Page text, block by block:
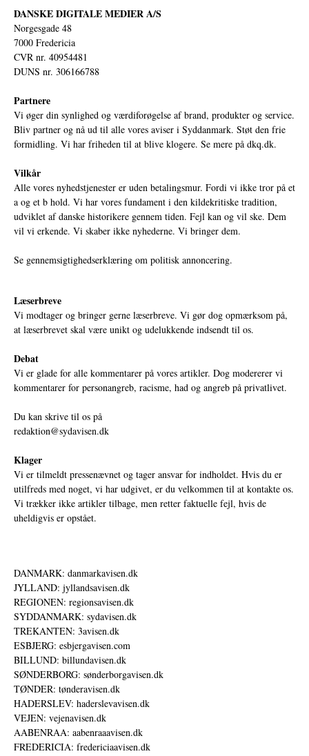
DANSKE DIGITALE MEDIER A/S
Norgesgade 48
7000 Fredericia
CVR nr. 40954481
DUNS nr. 306166788
Partnere
Vi øger din synlighed og værdiforøgelse af brand, produkter og service.
Bliv partner og nå ud til alle vores aviser i Syddanmark. Støt den frie
formidling. Vi har friheden til at blive klogere. Se mere på dkq.dk.
Vilkår
Alle vores nyhedstjenester er uden betalingsmur. Fordi vi ikke tror på et
a og et b hold. Vi har vores fundament i den kildekritiske tradition,
udviklet af danske historikere gennem tiden. Fejl kan og vil ske. Dem
vil vi erkende. Vi skaber ikke nyhederne. Vi bringer dem.
Se gennemsigtighedserklæring om politisk annoncering.
Læserbreve
Vi modtager og bringer gerne læserbreve. Vi gør dog opmærksom på,
at læserbrevet skal være unikt og udelukkende indsendt til os.
Debat
Vi er glade for alle kommentarer på vores artikler. Dog modererer vi
kommentarer for personangreb, racisme, had og angreb på privatlivet.
Du kan skrive til os på
redaktion@sydavisen.dk
Klager
Vi er tilmeldt pressenævnet og tager ansvar for indholdet. Hvis du er
utilfreds med noget, vi har udgivet, er du velkommen til at kontakte os.
Vi trækker ikke artikler tilbage, men retter faktuelle fejl, hvis de
uheldigvis er opstået.
DANMARK: danmarkavisen.dk
JYLLAND: jyllandsavisen.dk
REGIONEN: regionsavisen.dk
SYDDANMARK: sydavisen.dk
TREKANTEN: 3avisen.dk
ESBJERG: esbjergavisen.com
BILLUND: billundavisen.dk
SØNDERBORG: sønderborgavisen.dk
TØNDER: tønderavisen.dk
HADERSLEV: haderslevavisen.dk
VEJEN: vejenavisen.dk
AABENRAA: aabenraaavisen.dk
FREDERICIA: fredericiaavisen.dk